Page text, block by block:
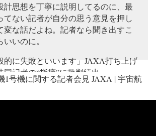
計思想を丁寧に説明してるのに、最
てない記者が自分の思う意見を押し
変な話だよね。記者なら聞き出すこ
いのに。
に失敗といいます」JAXA打ち上げ
同記者の“指摘”に批判続出
February 18, 2023
1号機に関する記者会見 JAXA | 宇宙航